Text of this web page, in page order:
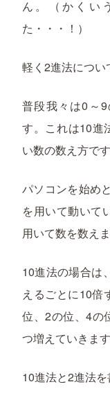
ん。（かくい
た・・・！）
軽く2進法につい
普段我々は0～
す。これは10進
い数の数え方です
パソコンを始め
を用いて動いて
用いて数を数えま
10進法の場合は
えるごとに10倍
位、2の位、4の
つ増えていきます
10進法と2進法